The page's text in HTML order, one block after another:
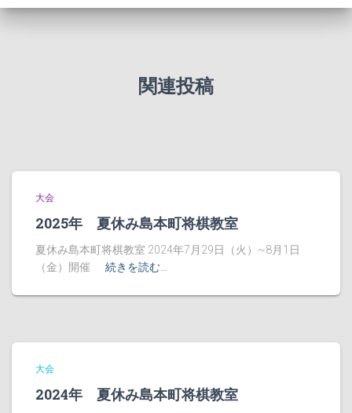
関連投稿
大会
2025年 夏休み島本町将棋教室
夏休み島本町将棋教室 2024年7月29日（火）~8月1日
（金）開催
続きを読む…
大会
2024年 夏休み島本町将棋教室